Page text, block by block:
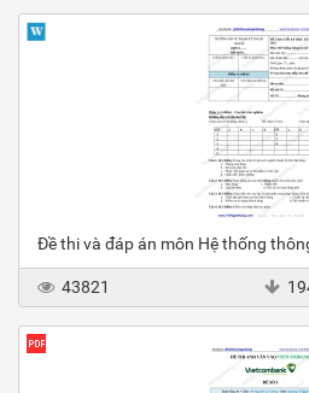
Đề thi và đáp án môn Hệ thống
43821